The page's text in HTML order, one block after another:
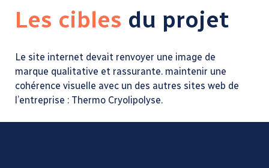
Les cibles du projet
Le site internet devait renvoyer une image de
marque qualitative et rassurante. maintenir une
cohérence visuelle avec un des autres sites web de
l’entreprise : Thermo Cryolipolyse.